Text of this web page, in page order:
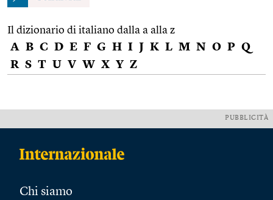
Il dizionario di italiano dalla a alla z
A B C D E F G H I J K L M N O P Q
R S T U V W X Y Z
PUBBLICITÀ
Chi siamo